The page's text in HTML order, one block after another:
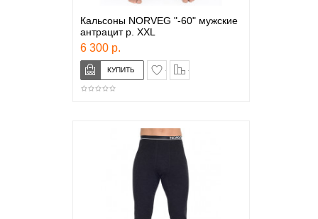
Кальсоны NORVEG "-60" мужские
антрацит р. XXL
6 300 р.
в закладки